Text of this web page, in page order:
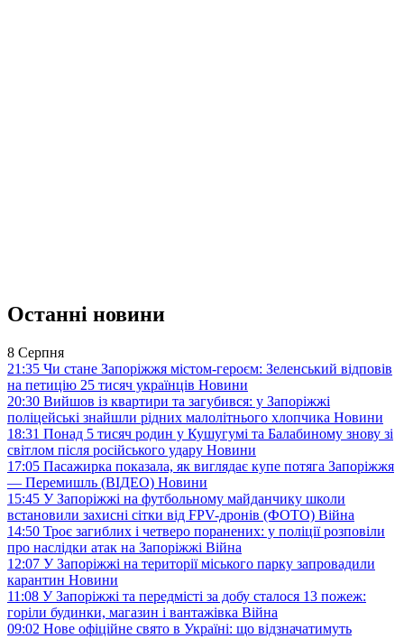
Останні новини
8 Серпня
21:35 Чи стане Запоріжжя містом-героєм: Зеленський відповів
на петицію 25 тисяч українців Новини
20:30 Вийшов із квартири та загубився: у Запоріжжі
поліцейські знайшли рідних малолітнього хлопчика Новини
18:31 Понад 5 тисяч родин у Кушугумі та Балабиному знову зі
світлом після російського удару Новини
17:05 Пасажирка показала, як виглядає купе потяга Запоріжжя
— Перемишль (ВІДЕО) Новини
15:45 У Запоріжжі на футбольному майданчику школи
встановили захисні сітки від FPV-дронів (ФОТО) Війна
14:50 Троє загиблих і четверо поранених: у поліції розповіли
про наслідки атак на Запоріжжі Війна
12:07 У Запоріжжі на території міського парку запровадили
карантин Новини
11:08 У Запоріжжі та передмісті за добу сталося 13 пожеж:
горіли будинки, магазин і вантажівка Війна
09:02 Нове офіційне свято в Україні: що відзначатимуть